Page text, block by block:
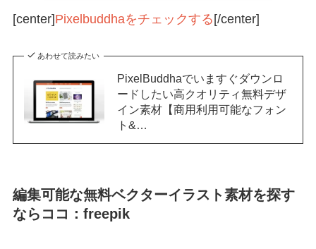
[center]Pixelbuddhaをチェックする [/center]
あわせて読みたい
PixelBuddhaでいますぐダウンロ
ードしたい高クオリティ無料デザ
イン素材【商用利用可能なフォン
ト&…
編集可能な無料ベクターイラスト素材を探す
ならココ：freepik